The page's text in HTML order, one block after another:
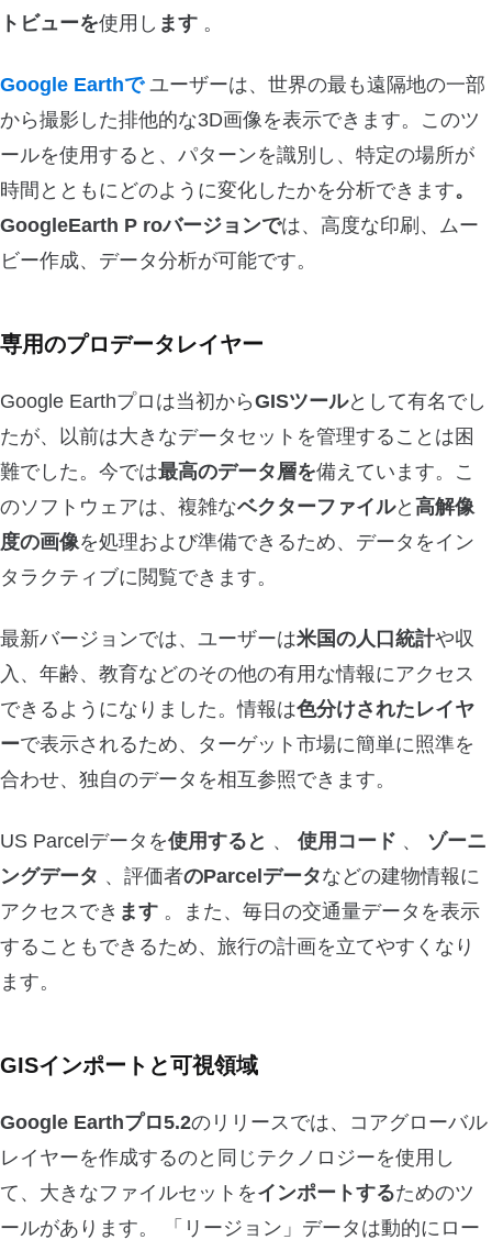
トビューを使用し ます 。
Google Earthで ユーザーは、世界の最も遠隔地の一部
から撮影した排他的な3D画像を表示できます。このツ
ールを使用すると、パターンを識別し、特定の場所が
時間とともにどのように変化したかを分析できます。
GoogleEarth P roバージョンでは、高度な印刷、ムー
ビー作成、データ分析が可能です。
専用のプロデータレイヤー
Google Earthプロは当初からGISツールとして有名でし
たが、以前は大きなデータセットを管理することは困
難でした。今では最高のデータ層を備えています。こ
のソフトウェアは、複雑なベクターファイルと 高解像
度の画像を処理および準備できるため、データをイン
タラクティブに閲覧できます。
最新バージョンでは、ユーザーは米国の人口統計や収
入、年齢、教育などのその他の有用な情報にアクセス
できるようになりました。情報は色分けされたレイヤ
ーで表示されるため、ターゲット市場に簡単に照準を
合わせ、独自のデータを相互参照できます。
US Parcelデータを使用すると 、 使用コード 、 ゾーニ
ングデータ 、評価者のParcelデータなどの建物情報に
アクセスでき ます 。また、毎日の交通量データを表示
することもできるため、旅行の計画を立てやすくなり
ます。
GISインポートと可視領域
Google Earthプロ5.2のリリースでは、コアグローバル
レイヤーを作成するのと同じテクノロジーを使用し
て、大きなファイルセットをインポートするためのツ
ールがあります。 「リージョン」データは動的にロー